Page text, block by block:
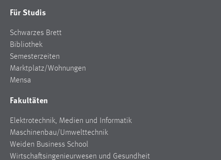
Für Studis
Schwarzes Brett
Bibliothek
Semesterzeiten
Marktplatz/Wohnungen
Mensa
Fakultäten
Elektrotechnik, Medien und Informatik
Maschinenbau/Umwelttechnik
Weiden Business School
Wirtschaftsingenieurwesen und Gesundheit